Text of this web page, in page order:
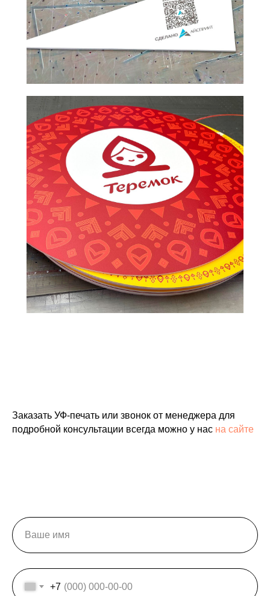
Заказать УФ-печать или звонок от менеджера для
подробной консультации всегда можно у нас на сайте
+7